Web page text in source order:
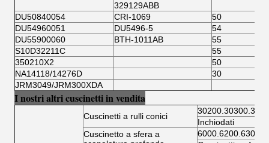
329129ABB
DU50840054
CRI-1069
50
DU54960051
DU5496-5
54
DU55900060
BTH-1011AB
55
S10D32211C
55
350210X2
50
NA14118/14276D
30
JRM3049/JRM300XDA
I nostri altri cuscinetti in vendita
Cuscinetti a rulli conici
Inchiodati
Cuscinetto a sfera a